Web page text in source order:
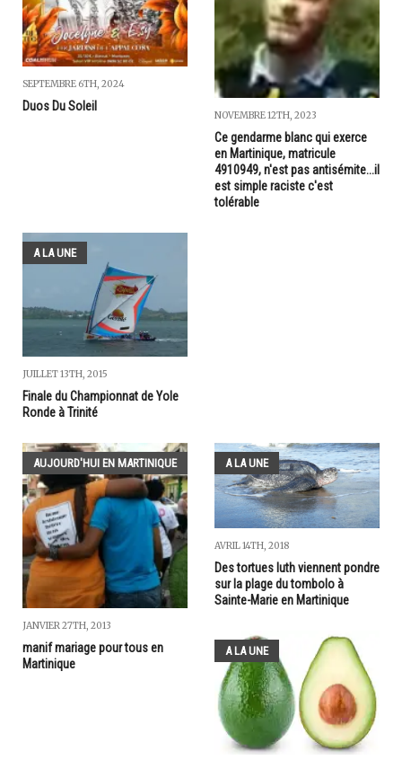
SEPTEMBRE 6TH, 2024
Duos Du Soleil
NOVEMBRE 12TH, 2023
Ce gendarme blanc qui exerce
en Martinique, matricule
4910949, n'est pas antisémite...il
est simple raciste c'est
tolérable
A LA UNE
JUILLET 13TH, 2015
Finale du Championnat de Yole
Ronde à Trinité
AUJOURD'HUI EN MARTINIQUE
JANVIER 27TH, 2013
manif mariage pour tous en
Martinique
A LA UNE
AVRIL 14TH, 2018
Des tortues luth viennent pondre
sur la plage du tombolo à
Sainte-Marie en Martinique
A LA UNE